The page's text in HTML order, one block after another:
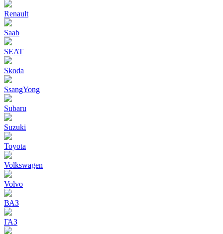
Renault
Saab
SEAT
Skoda
SsangYong
Subaru
Suzuki
Toyota
Volkswagen
Volvo
ВАЗ
ГАЗ